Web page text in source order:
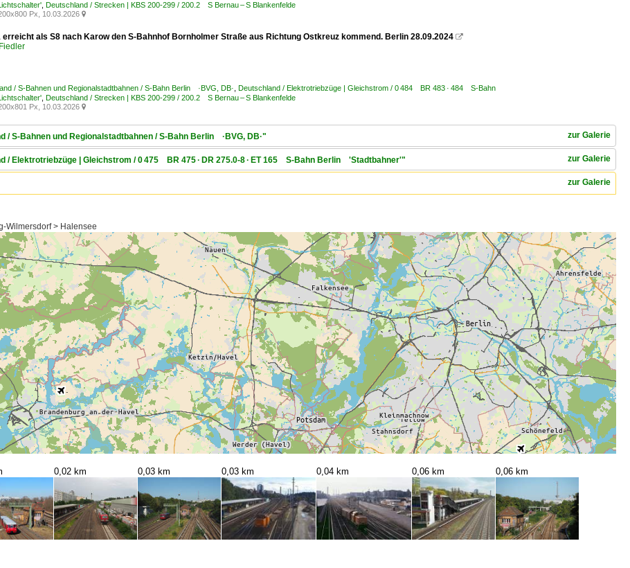
Deutschland / Strecken | KBS 200-299 / 200.2 S Bernau – S Blankenfelde
Px, 10.03.2026 
erreicht als S8 nach Karow den S-Bahnhof Bornholmer Straße aus Richtung Ostkreuz kommend. Berlin 28.09.2024 
/ S-Bahnen und Regionalstadtbahnen / S-Bahn Berlin ·BVG, DB· Deutschland / Elektrotriebzüge | Gleichstrom / 0 484 BR 483 · 484 S-Bahn
Deutschland / Strecken | KBS 200-299 / 200.2 S Bernau – S Blankenfelde
Px, 10.03.2026 
zur Galerie
/ S-Bahnen und Regionalstadtbahnen / S-Bahn Berlin ·BVG, DB·"
zur Galerie
/ Elektrotriebzüge | Gleichstrom / 0 475 BR 475 · DR 275.0-8 · ET 165 S-Bahn Berlin 'Stadtbahner'"
zur Galerie
Wilmersdorf > Halensee
0,02 km 0,03 km 0,03 km 0,04 km 0,06 km 0,06 km